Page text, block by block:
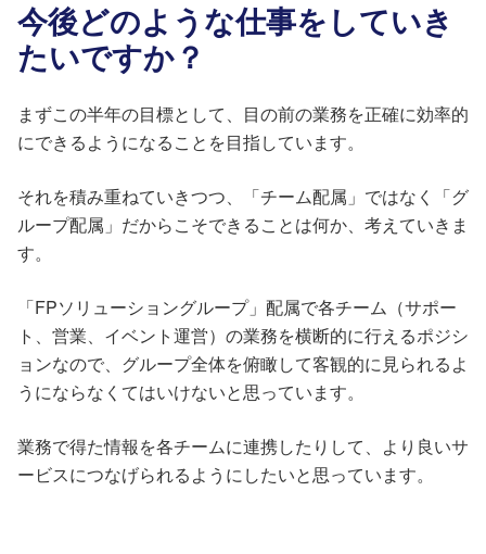
今後どのような仕事をしていき
たいですか？
まずこの半年の目標として、目の前の業務を正確に効率的
にできるようになることを目指しています。
それを積み重ねていきつつ、「チーム配属」ではなく「グ
ループ配属」だからこそできることは何か、考えていきま
す。
「FPソリューショングループ」配属で各チーム（サポー
ト、営業、イベント運営）の業務を横断的に行えるポジシ
ョンなので、グループ全体を俯瞰して客観的に見られるよ
うにならなくてはいけないと思っています。
業務で得た情報を各チームに連携したりして、より良いサ
ービスにつなげられるようにしたいと思っています。